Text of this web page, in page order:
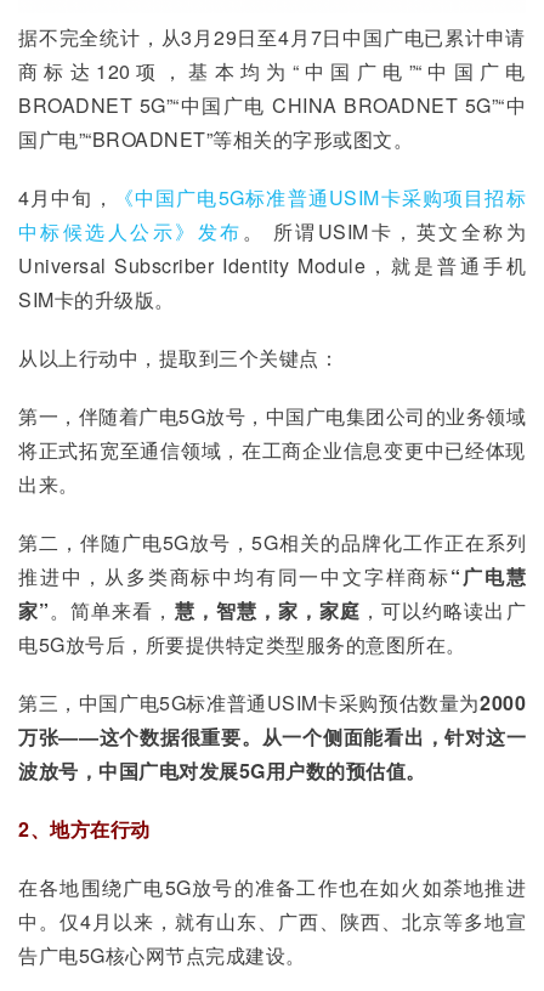
据不完全统计，从3月29日至4月7日中国广电已累计申请
商标达120项，基本均为“中国广电”“中国广电
BROADNET 5G”“中国广电 CHINA BROADNET 5G”“中
国广电”“BROADNET”等相关的字形或图文。
4月中旬，
《中国广电5G标准普通USIM卡采购项目招标
中标候选人公示》发布。 所谓USIM卡，英文全称为
Universal Subscriber Identity Module，就是普通手机
SIM卡的升级版。
从以上行动中，提取到三个关键点：
第一，伴随着广电5G放号，中国广电集团公司的业务领域
将正式拓宽至通信领域，在工商企业信息变更中已经体现
出来。
第二，伴随广电5G放号，5G相关的品牌化工作正在系列
推进中，从多类商标中均有同一中文字样商标“广电慧
家”。简单来看， 慧，智慧，家，家庭 ，可以约略读出广
电5G放号后，所要提供特定类型服务的意图所在。
第三，中国广电5G标准普通USIM卡采购预估数量为2000
万张——这个数据很重要。从一个侧面能看出，针对这一
波放号，中国广电对发展5G用户数的预估值。
2、地方在行动
在各地围绕广电5G放号的准备工作也在如火如荼地推进
中。仅4月以来，就有山东、广西、陕西、北京等多地宣
告广电5G核心网节点完成建设。